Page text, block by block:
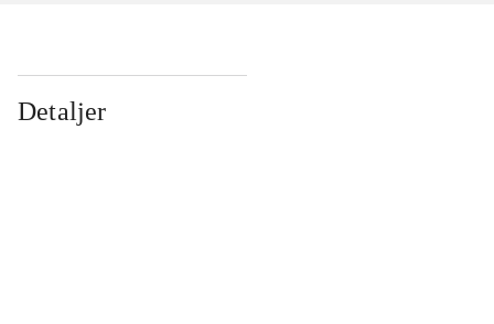
Detaljer